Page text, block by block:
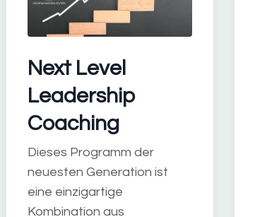
Next Level
Leadership
Coaching
Dieses Programm der
neuesten Generation ist
eine einzigartige
Kombination aus